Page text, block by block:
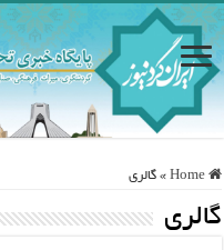
Home
» گالری
گالری